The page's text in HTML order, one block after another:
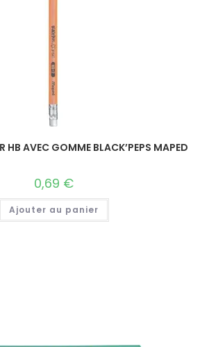
HB AVEC GOMME BLACK’PEPS MAPED
0,69 €
Ajouter au panier